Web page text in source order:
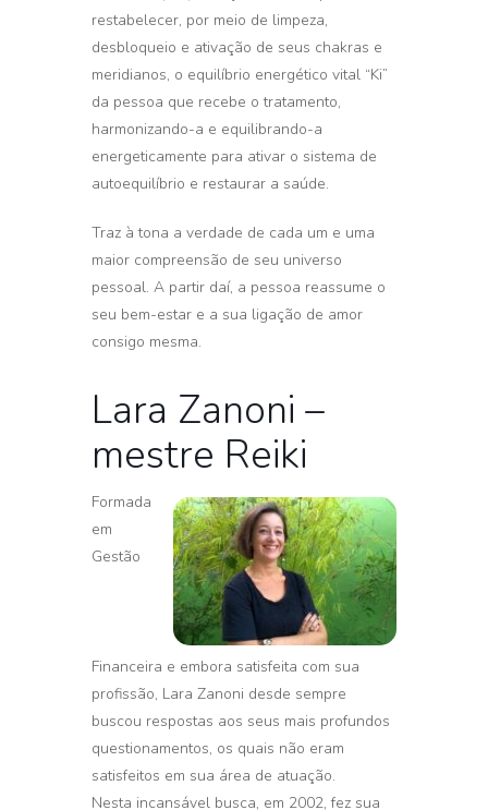
restabelecer, por meio de limpeza,
desbloqueio e ativação de seus chakras e
meridianos, o equilíbrio energético vital “Ki”
da pessoa que recebe o tratamento,
harmonizando-a e equilibrando-a
energeticamente para ativar o sistema de
autoequilíbrio e restaurar a saúde.
Traz à tona a verdade de cada um e uma
maior compreensão de seu universo
pessoal. A partir daí, a pessoa reassume o
seu bem-estar e a sua ligação de amor
consigo mesma.
Lara Zanoni –
mestre Reiki
Formada
em
Gestão
Financeira e embora satisfeita com sua
profissão, Lara Zanoni desde sempre
buscou respostas aos seus mais profundos
questionamentos, os quais não eram
satisfeitos em sua área de atuação.
Nesta incansável busca, em 2002, fez sua